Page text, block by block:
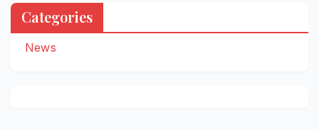
Categories
News